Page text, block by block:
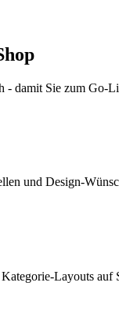
- damit Sie zum Go-
und Design-
Layouts auf